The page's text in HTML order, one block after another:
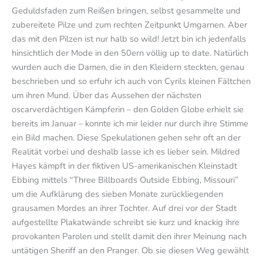
Geduldsfaden zum Reißen bringen, selbst gesammelte und
zubereitete Pilze und zum rechten Zeitpunkt Umgarnen. Aber
das mit den Pilzen ist nur halb so wild! Jetzt bin ich jedenfalls
hinsichtlich der Mode in den 50ern völlig up to date. Natürlich
wurden auch die Damen, die in den Kleidern steckten, genau
beschrieben und so erfuhr ich auch von Cyrils kleinen Fältchen
um ihren Mund. Über das Aussehen der nächsten
oscarverdächtigen Kämpferin – den Golden Globe erhielt sie
bereits im Januar – konnte ich mir leider nur durch ihre Stimme
ein Bild machen. Diese Spekulationen gehen sehr oft an der
Realität vorbei und deshalb lasse ich es lieber sein. Mildred
Hayes kämpft in der fiktiven US-amerikanischen Kleinstadt
Ebbing mittels “Three Billboards Outside Ebbing, Missouri”
um die Aufklärung des sieben Monate zurückliegenden
grausamen Mordes an ihrer Tochter. Auf drei vor der Stadt
aufgestellte Plakatwände schreibt sie kurz und knackig ihre
provokanten Parolen und stellt damit den ihrer Meinung nach
untätigen Sheriff an den Pranger. Ob sie diesen Weg gewählt